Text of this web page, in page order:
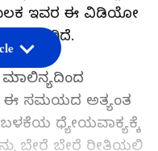
ಇವರ ಈ ವಿಡಿಯೋ
ಆಗಿದೆ.
ಮಾಲಿನ್ಯದಿಂದ
ಈ ಸಮಯದ ಅತ್ಯಂತ
ಧ್ಯೇಯವಾಕ್ಯಕ್ಕೆ
ಬೇರೆ ಬೇರೆ ರೀತಿಯಲ್ಲಿ